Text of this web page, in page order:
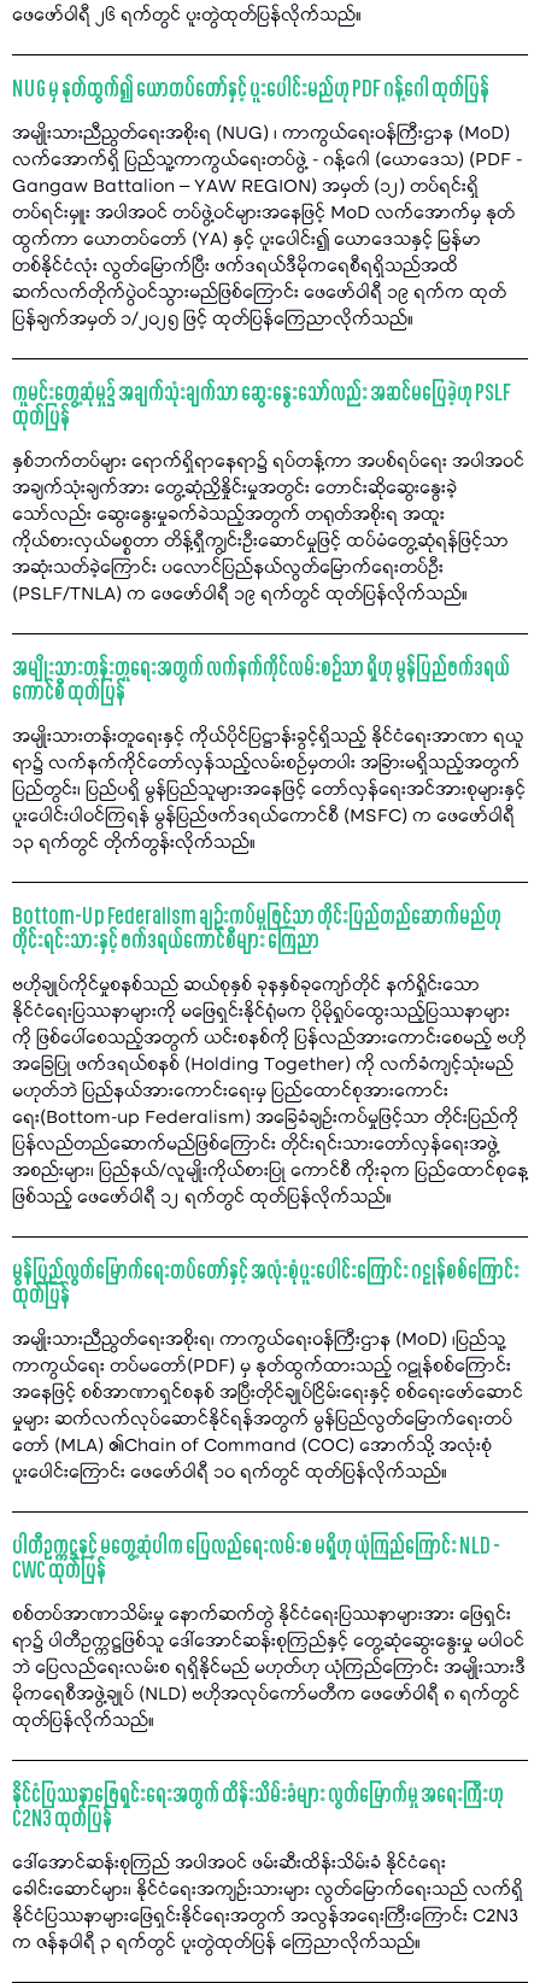
ဖေဖော်ဝါရီ ၂၆ ရက်တွင် ပူးတွဲထုတ်ပြန်လိုက်သည်။
NUG မှ နုတ်ထွက်၍ ယောတပ်တော်နှင့် ပူးပေါင်းမည်ဟု PDF ဂန့်ဂေါ ထုတ်ပြန်
အမျိုးသားညီညွတ်ရေးအစိုးရ (NUG) ၊ ကာကွယ်ရေးဝန်ကြီးဌာန (MoD)
လက်အောက်ရှိ ပြည်သူ့ကာကွယ်ရေးတပ်ဖွဲ့ - ဂန့်ဂေါ (ယောဒေသ) (PDF -
Gangaw Battalion – YAW REGION) အမှတ် (၁၂) တပ်ရင်းရှိ
တပ်ရင်းမှူး အပါအဝင် တပ်ဖွဲ့ဝင်များအနေဖြင့် MoD လက်အောက်မှ နုတ်
ထွက်ကာ ယောတပ်တော် (YA) နှင့် ပူးပေါင်း၍ ယောဒေသနှင့် မြန်မာ
တစ်နိုင်ငံလုံး လွတ်မြောက်ပြီး ဖက်ဒရယ်ဒီမိုကရေစီရရှိသည်အထိ
ဆက်လက်တိုက်ပွဲဝင်သွားမည်ဖြစ်ကြောင်း ဖေဖော်ဝါရီ ၁၉ ရက်က ထုတ်
ပြန်ချက်အမှတ် ၁/၂၀၂၅ ဖြင့် ထုတ်ပြန်ကြေညာလိုက်သည်။
ကူမင်းတွေ့ဆုံမှု၌ အချက်သုံးချက်သာ ဆွေးနွေးသော်လည်း အဆင်မပြေခဲ့ဟု PSLF
ထုတ်ပြန်
နှစ်ဘက်တပ်များ ရောက်ရှိရာနေရာ၌ ရပ်တန့်ကာ အပစ်ရပ်ရေး အပါအဝင်
အချက်သုံးချက်အား တွေ့ဆုံညှိနှိုင်းမှုအတွင်း တောင်းဆိုဆွေးနွေးခဲ့
သော်လည်း ဆွေးနွေးမှုခက်ခဲသည့်အတွက် တရုတ်အစိုးရ အထူး
ကိုယ်စားလှယ်မစ္စတာ တိန့်ရှီကျွင်းဦးဆောင်မှုဖြင့် ထပ်မံတွေ့ဆုံရန်ဖြင့်သာ
အဆုံးသတ်ခဲ့ကြောင်း ပလောင်ပြည်နယ်လွတ်မြောက်ရေးတပ်ဦး
(PSLF/TNLA) က ဖေဖော်ဝါရီ ၁၉ ရက်တွင် ထုတ်ပြန်လိုက်သည်။
အမျိုးသားတန်းတူရေးအတွက် လက်နက်ကိုင်လမ်းစဉ်သာ ရှိဟု မွန်ပြည်ဖက်ဒရယ်
ကောင်စီ ထုတ်ပြန်
အမျိုးသားတန်းတူရေးနှင့် ကိုယ်ပိုင်ပြဋ္ဌာန်းခွင့်ရှိသည့် နိုင်ငံရေးအာဏာ ရယူ
ရာ၌ လက်နက်ကိုင်တော်လှန်သည့်လမ်းစဉ်မှတပါး အခြားမရှိသည့်အတွက်
ပြည်တွင်း၊ ပြည်ပရှိ မွန်ပြည်သူများအနေဖြင့် တော်လှန်ရေးအင်အားစုများနှင့်
ပူးပေါင်းပါဝင်ကြရန် မွန်ပြည်ဖက်ဒရယ်ကောင်စီ (MSFC) က ဖေဖော်ဝါရီ
၁၃ ရက်တွင် တိုက်တွန်းလိုက်သည်။
Bottom-Up Federalism ချဉ်းကပ်မှုဖြင့်သာ တိုင်းပြည်တည်ဆောက်မည်ဟု
တိုင်းရင်းသားနှင့် ဖက်ဒရယ်ကောင်စီများ ကြေညာ
ဗဟိုချုပ်ကိုင်မှုစနစ်သည် ဆယ်စုနှစ် ခုနနှစ်ခုကျော်တိုင် နက်ရှိုင်းသော
နိုင်ငံရေးပြဿနာများကို မဖြေရှင်းနိုင်ရုံမက ပိုမိုရှုပ်ထွေးသည့်ပြဿနာများ
ကို ဖြစ်ပေါ်စေသည့်အတွက် ယင်းစနစ်ကို ပြန်လည်အားကောင်းစေမည့် ဗဟို
အခြေပြု ဖက်ဒရယ်စနစ် (Holding Together) ကို လက်ခံကျင့်သုံးမည်
မဟုတ်ဘဲ ပြည်နယ်အားကောင်းရေးမှ ပြည်ထောင်စုအားကောင်း
ရေး(Bottom-up Federalism) အခြေခံချဉ်းကပ်မှုဖြင့်သာ တိုင်းပြည်ကို
ပြန်လည်တည်ဆောက်မည်ဖြစ်ကြောင်း တိုင်းရင်းသားတော်လှန်ရေးအဖွဲ့
အစည်းများ၊ ပြည်နယ်/လူမျိုးကိုယ်စားပြု ကောင်စီ ကိုးခုက ပြည်ထောင်စုနေ့
ဖြစ်သည့် ဖေဖော်ဝါရီ ၁၂ ရက်တွင် ထုတ်ပြန်လိုက်သည်။
မွန်ပြည်လွတ်မြောက်ရေးတပ်တော်နှင့် အလုံးစုံပူးပေါင်းကြောင်း ဂဠုန်စစ်ကြောင်း
ထုတ်ပြန်
အမျိုးသားညီညွတ်ရေးအစိုးရ၊ ကာကွယ်ရေးဝန်ကြီးဌာန (MoD) ၊ပြည်သူ့
ကာကွယ်ရေး တပ်မတော်(PDF) မှ နုတ်ထွက်ထားသည့် ဂဠုန်စစ်ကြောင်း
အနေဖြင့် စစ်အာဏာရှင်စနစ် အပြီးတိုင်ချုပ်ငြိမ်းရေးနှင့် စစ်ရေးဖော်ဆောင်
မှုများ ဆက်လက်လုပ်ဆောင်နိုင်ရန်အတွက် မွန်ပြည်လွတ်မြောက်ရေးတပ်
တော် (MLA) ၏Chain of Command (COC) အောက်သို့ အလုံးစုံ
ပူးပေါင်းကြောင်း ဖေဖော်ဝါရီ ၁၀ ရက်တွင် ထုတ်ပြန်လိုက်သည်။
ပါတီဥက္ကဋ္ဌနှင့် မတွေ့ဆုံပါက ပြေလည်ရေးလမ်းစ မရှိဟု ယုံကြည်ကြောင်း NLD -
CWC ထုတ်ပြန်
စစ်တပ်အာဏာသိမ်းမှု နောက်ဆက်တွဲ နိုင်ငံရေးပြဿနာများအား ဖြေရှင်း
ရာ၌ ပါတီဥက္ကဋ္ဌဖြစ်သူ ဒေါ်အောင်ဆန်းစုကြည်နှင့် တွေ့ဆုံဆွေးနွေးမှု မပါဝင်
ဘဲ ပြေလည်ရေးလမ်းစ ရရှိနိုင်မည် မဟုတ်ဟု ယုံကြည်ကြောင်း အမျိုးသားဒီ
မိုကရေစီအဖွဲ့ချုပ် (NLD) ဗဟိုအလုပ်ကော်မတီက ဖေဖော်ဝါရီ ၈ ရက်တွင်
ထုတ်ပြန်လိုက်သည်။
နိုင်ငံပြဿနာဖြေရှင်းရေးအတွက် ထိန်းသိမ်းခံများ လွတ်မြောက်မှု အရေးကြီးဟု
C2N3 ထုတ်ပြန်
ဒေါ်အောင်ဆန်းစုကြည် အပါအဝင် ဖမ်းဆီးထိန်းသိမ်းခံ နိုင်ငံရေး
ခေါင်းဆောင်များ၊ နိုင်ငံရေးအကျဉ်းသားများ လွတ်မြောက်ရေးသည် လက်ရှိ
နိုင်ငံပြဿနာများဖြေရှင်းနိုင်ရေးအတွက် အလွန်အရေးကြီးကြောင်း C2N3
က ဇန်နဝါရီ ၃ ရက်တွင် ပူးတွဲထုတ်ပြန် ကြေညာလိုက်သည်။